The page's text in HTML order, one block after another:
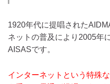
1920年代に提唱された
ネットの普及により2005年
AISASです。
インターネットという特殊